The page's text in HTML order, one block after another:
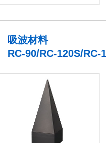
吸波材料
RC-90/RC-120S/RC-